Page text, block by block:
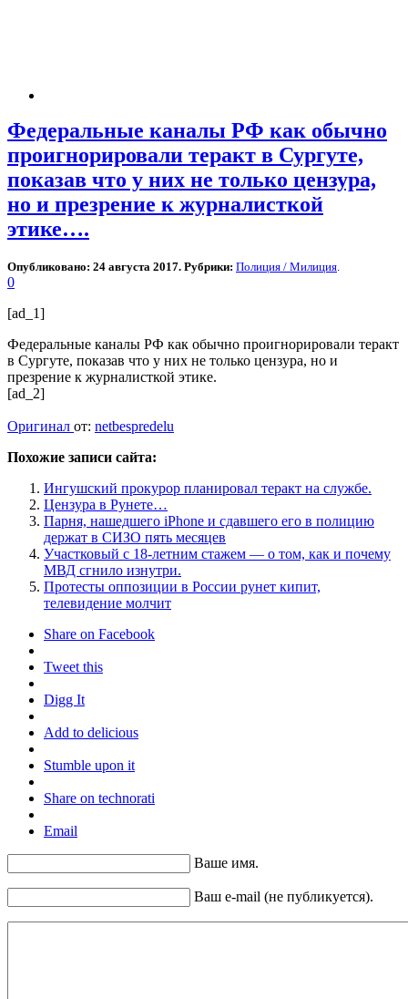
Федеральные каналы РФ как обычно
проигнорировали теракт в Сургуте,
показав что у них не только цензура,
но и презрение к журналисткой
этике….
Опубликовано: 24 августа 2017. Рубрики: Полиция / Милиция
0
[ad_1]
Федеральные каналы РФ как обычно проигнорировали теракт
в Сургуте, показав что у них не только цензура, но и
презрение к журналисткой этике.
[ad_2]
Оригинал от: netbespredelu
Похожие записи сайта:
Ингушский прокурор планировал теракт на службе.
Цензура в Рунете…
Парня, нашедшего iPhone и сдавшего его в полицию
держат в СИЗО пять месяцев
Участковый с 18-летним стажем — о том, как и почему
МВД сгнило изнутри.
Протесты оппозиции в России рунет кипит,
телевидение молчит
Share on Facebook
Tweet this
Digg It
Add to delicious
Stumble upon it
Share on technorati
Email
Ваше имя.
Ваш e-mail (не публикуется).